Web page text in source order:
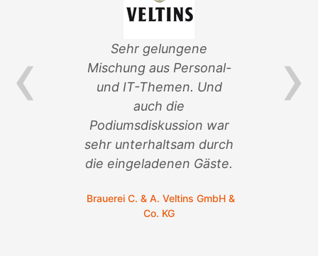
‹
Sehr gelungene
Mischung aus Personal-
und IT-Themen. Und
auch die
Podiumsdiskussion war
sehr unterhaltsam durch
die eingeladenen Gäste.
Brauerei C. & A. Veltins GmbH &
Co. KG
an
›